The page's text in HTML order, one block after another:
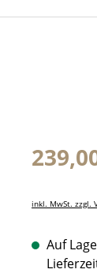
Regulärer
inkl. MwSt. zzgl.
Auf